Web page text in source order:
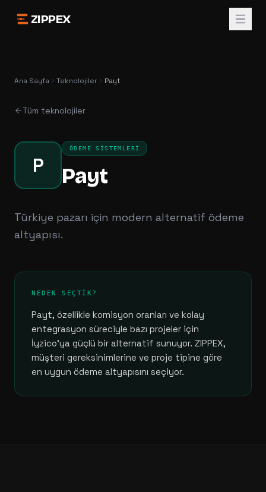
ZIPPEX
Ana Sayfa Teknolojiler Payt
Tüm teknolojiler
P
ÖDEME SISTEMLERI
Payt
Türkiye pazarı için modern alternatif ödeme
altyapısı.
NEDEN SEÇTIK?
Payt, özellikle komisyon oranları ve kolay
entegrasyon süreciyle bazı projeler için
İyzico'ya güçlü bir alternatif sunuyor. ZIPPEX,
müşteri gereksinimlerine ve proje tipine göre
en uygun ödeme altyapısını seçiyor.